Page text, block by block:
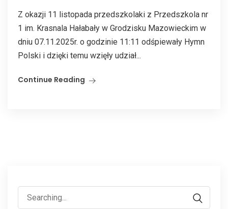
Z okazji 11 listopada przedszkolaki z Przedszkola nr
1 im. Krasnala Hałabały w Grodzisku Mazowieckim w
dniu 07.11.2025r. o godzinie 11:11 odśpiewały Hymn
Polski i dzięki temu wzięły udział...
Continue Reading